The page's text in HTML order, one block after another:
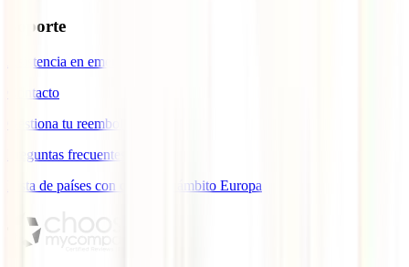
Soporte
Asistencia en emergencias
Contacto
Gestiona tu reembolso
Preguntas frecuentes
Lista de países con cobertura ámbito Europa